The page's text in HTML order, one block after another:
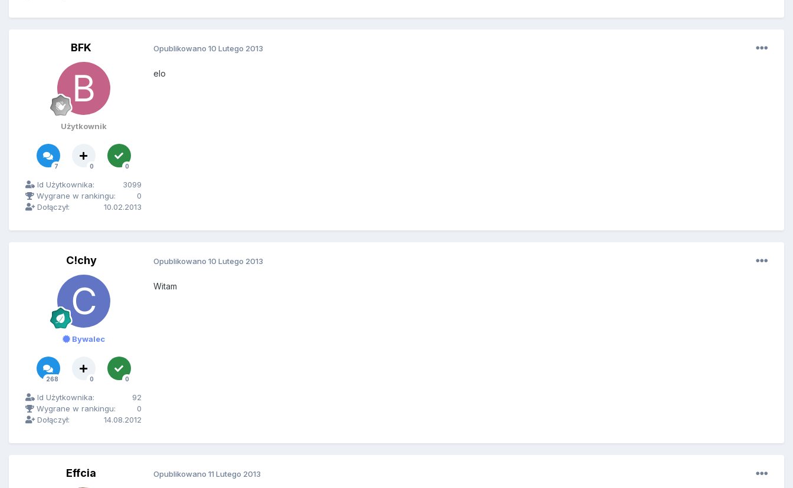
BFK
Użytkownik
7 0 0
Id Użytkownika:
3099
Wygrane w rankingu:
0
Dołączył:
10.02.2013
Opublikowano 10 Lutego 2013
elo
C!chy
Bywalec
268 0 0
Id Użytkownika:
92
Wygrane w rankingu:
0
Dołączył:
14.08.2012
Opublikowano 10 Lutego 2013
Witam
Effcia Opublikowano 11 Lutego 2013